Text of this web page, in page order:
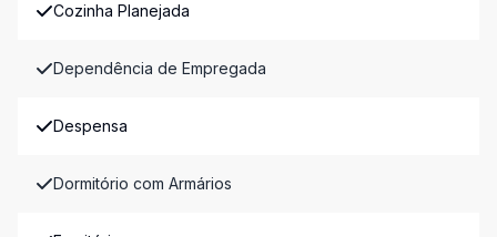
Cozinha Planejada
Dependência de Empregada
Despensa
Dormitório com Armários